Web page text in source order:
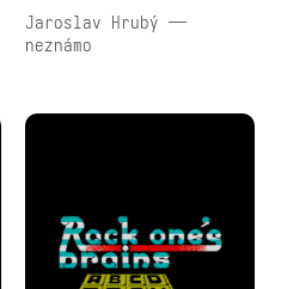
Jaroslav Hrubý —
neznámo